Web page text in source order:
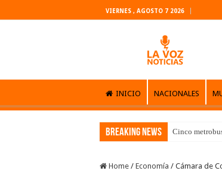
VIERNES , AGOSTO 7 2026
INICIO NACIONALES
Breaking News Cinco
Home / Economía / Cámara de